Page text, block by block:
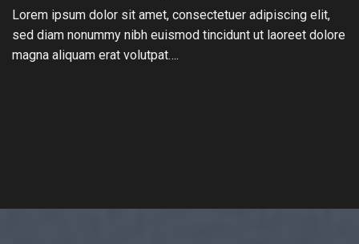
Lorem ipsum dolor sit amet, consectetuer adipiscing elit,
sed diam nonummy nibh euismod tincidunt ut laoreet dolore
magna aliquam erat volutpat….